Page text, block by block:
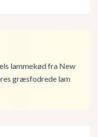
lammekød fra New
græsfodrede lam